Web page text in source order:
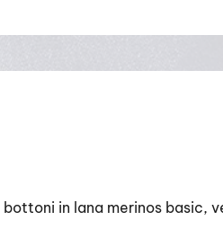
in lana merinos basic,